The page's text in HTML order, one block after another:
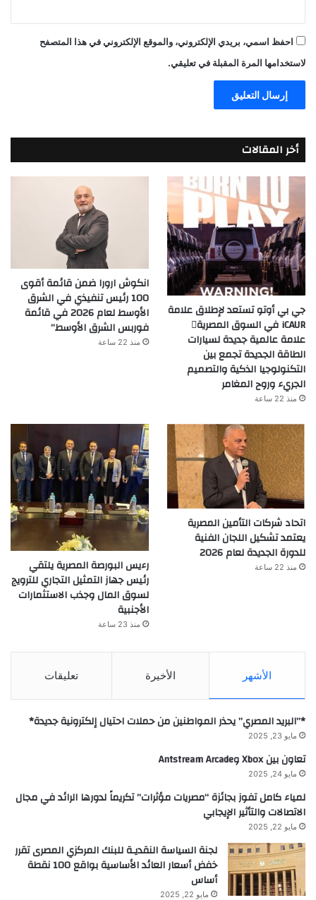
احفظ اسمي، بريدي الإلكتروني، والموقع الإلكتروني في هذا المتصفح
لاستخدامها المرة المقبلة في تعليقي.
أخر المقالات
جي بي أوتو تستعد لإطلاق علامة
iCAUR في السوق المصرية
علامة عالمية جديدة لسيارات
الطاقة الجديدة تجمع بين
التكنولوجيا الذكية والتصميم
الجريء وروح المغامر
منذ 22 ساعة
انكوش ارورا ضمن قائمة أقوى
100 رئيس تنفيذي في الشرق
الأوسط لعام 2026 في قائمة
فوربس الشرق الأوسط”
منذ 22 ساعة
اتحاد شركات التأمين المصرية
يعتمد تشكيل اللجان الفنية
للدورة الجديدة لعام 2026
منذ 22 ساعة
رءيس البورصة المصرية يلتقي
رئيس جهاز التمثيل التجاري للترويج
لسوق المال وجذب الاستثمارات
الأجنبية
منذ 23 ساعة
الأشهر الأخيرة تعليقات
*”البريد المصري” يحذر المواطنين من حملات احتيال إلكترونية جديدة*
مايو 23, 2025
تعاون بين Xbox وAntstream Arcade
مايو 24, 2025
لمياء كامل تفوز بجائزة “مصريات مؤثرات” تكريماً لدورها الرائد في مجال
الاتصالات والتأثير الإيجابي
مايو 22, 2025
لجنة السياسة النقديـة للبنك المركزي المصرى تقرر
خفض أسعار العائد الأساسية بواقع 100 نقطة
أساس
مايو 22, 2025